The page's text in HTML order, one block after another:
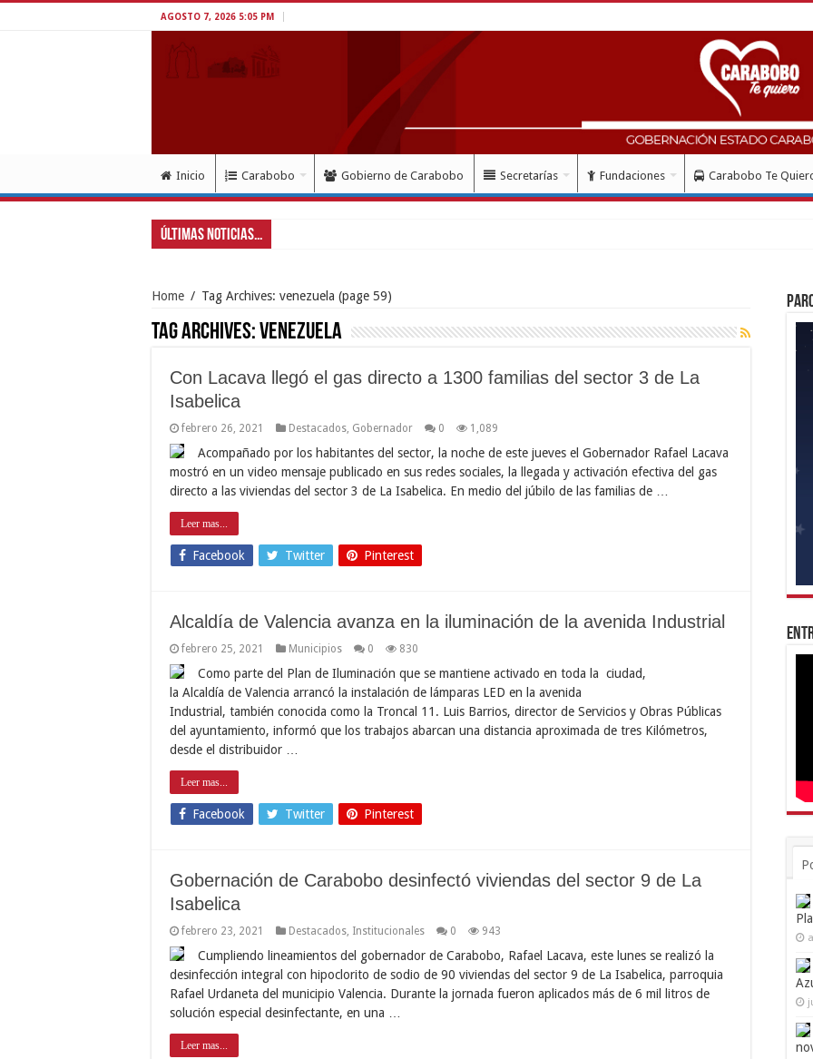
AGOSTO 7, 2026 5:05 PM
Inicio Carabobo Gobierno de Carabobo Secretarías Fundaciones Carabobo Te
Últimas Noticias...
Home / Tag Archives: venezuela (page 59)
Tag Archives:venezuela
Con Lacava llegó el gas directo a 1300 familias del sector 3 de La
Isabelica
febrero 26, 2021 Destacados Gobernador 0 1,089
Acompañado por los habitantes del sector, la noche de este jueves el Gobernador Rafael Lacava
mostró en un video mensaje publicado en sus redes sociales, la llegada y activación efectiva del gas
directo a las viviendas del sector 3 de La Isabelica. En medio del júbilo de las familias de …
Leer mas...
Facebook Twitter Pinterest
Alcaldía de Valencia avanza en la iluminación de la avenida Industrial
febrero 25, 2021 Municipios 0 830
Como parte del Plan de Iluminación que se mantiene activado en toda la ciudad,
la Alcaldía de Valencia arrancó la instalación de lámparas LED en la avenida
Industrial, también conocida como la Troncal 11. Luis Barrios, director de Servicios y Obras Públicas
del ayuntamiento, informó que los trabajos abarcan una distancia aproximada de tres Kilómetros,
desde el distribuidor …
Leer mas...
Facebook Twitter Pinterest
Gobernación de Carabobo desinfectó viviendas del sector 9 de La
Isabelica
febrero 23, 2021 Destacados Institucionales 0 943
Cumpliendo lineamientos del gobernador de Carabobo, Rafael Lacava, este lunes se realizó la
desinfección integral con hipoclorito de sodio de 90 viviendas del sector 9 de La Isabelica, parroquia
Rafael Urdaneta del municipio Valencia. Durante la jornada fueron aplicados más de 6 mil litros de
solución especial desinfectante, en una …
Leer mas...